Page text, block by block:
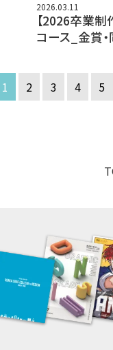
2026.03.11
【2026卒業制
コース_金賞
1 2 3 4 5